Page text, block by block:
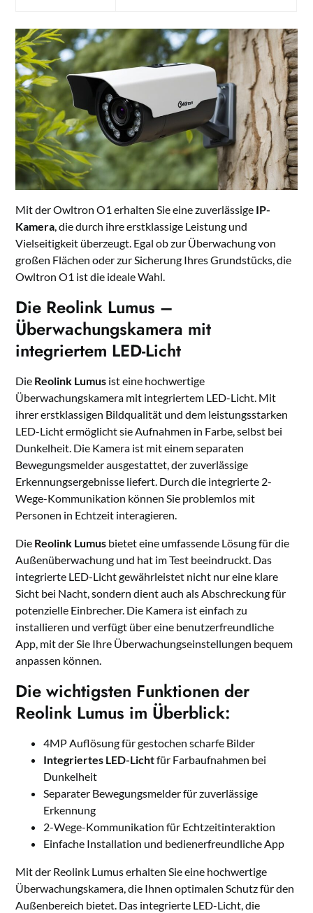
Mit der Owltron O1 erhalten Sie eine zuverlässige IP-
Kamera, die durch ihre erstklassige Leistung und
Vielseitigkeit überzeugt. Egal ob zur Überwachung von
großen Flächen oder zur Sicherung Ihres Grundstücks, die
Owltron O1 ist die ideale Wahl.
Die Reolink Lumus –
Überwachungskamera mit
integriertem LED-Licht
Die Reolink Lumus ist eine hochwertige
Überwachungskamera mit integriertem LED-Licht. Mit
ihrer erstklassigen Bildqualität und dem leistungsstarken
LED-Licht ermöglicht sie Aufnahmen in Farbe, selbst bei
Dunkelheit. Die Kamera ist mit einem separaten
Bewegungsmelder ausgestattet, der zuverlässige
Erkennungsergebnisse liefert. Durch die integrierte 2-
Wege-Kommunikation können Sie problemlos mit
Personen in Echtzeit interagieren.
Die Reolink Lumus bietet eine umfassende Lösung für die
Außenüberwachung und hat im Test beeindruckt. Das
integrierte LED-Licht gewährleistet nicht nur eine klare
Sicht bei Nacht, sondern dient auch als Abschreckung für
potenzielle Einbrecher. Die Kamera ist einfach zu
installieren und verfügt über eine benutzerfreundliche
App, mit der Sie Ihre Überwachungseinstellungen bequem
anpassen können.
Die wichtigsten Funktionen der
Reolink Lumus im Überblick:
4MP Auflösung für gestochen scharfe Bilder
Integriertes LED-Lichtfür Farbaufnahmen bei
Dunkelheit
Separater Bewegungsmelder für zuverlässige
Erkennung
2-Wege-Kommunikation für Echtzeitinteraktion
Einfache Installation und bedienerfreundliche App
Mit der Reolink Lumus erhalten Sie eine hochwertige
Überwachungskamera, die Ihnen optimalen Schutz für den
Außenbereich bietet. Das integrierte LED-Licht, die